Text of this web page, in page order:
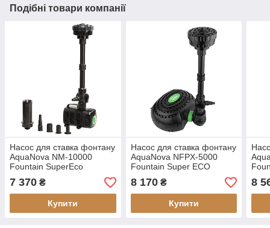
Подібні товари компанії
Насос для ставка фонтану
AquaNova NM-10000
Fountain SuperEco
7 370 ₴
Купити
Насос для ставка фонтану
AquaNova NFPX-5000
Fountain Super ECO
8 170₴
Купити
8